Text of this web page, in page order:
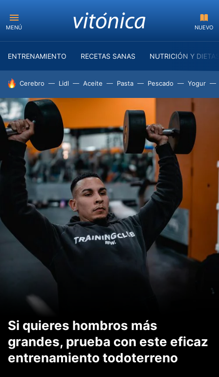
MENÚ NUEVO
ENTRENAMIENTO RECETAS SANAS NUTRICIÓN Y
HOY SE HABLA DE
Cerebro Lidl Aceite Pasta Pescado Yogur
Si quieres hombros más
grandes, prueba con este eficaz
entrenamiento todoterreno